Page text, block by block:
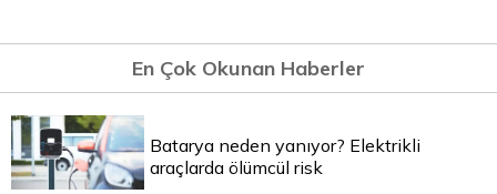
En Çok Okunan Haberler
Batarya neden yanıyor? Elektrikli
araçlarda ölümcül risk